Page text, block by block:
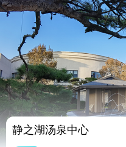
静之湖汤泉中心
